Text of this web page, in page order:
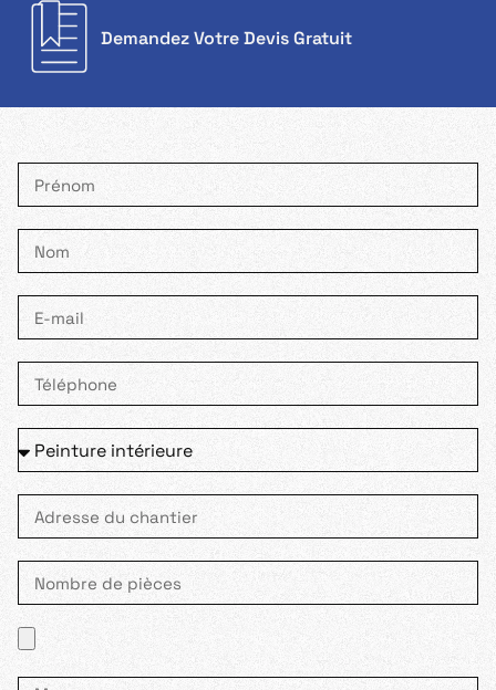
Demandez Votre Devis Gratuit